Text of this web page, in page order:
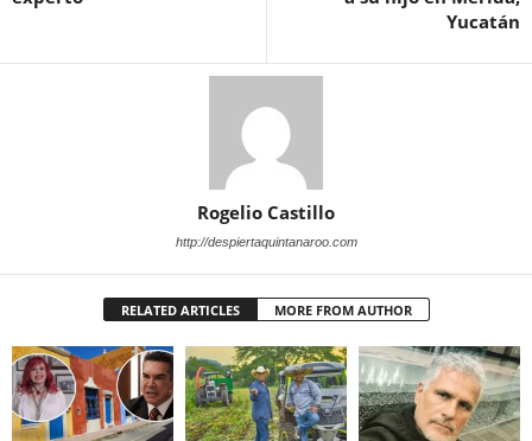
Yucatán
Rogelio Castillo
http://despiertaquintanaroo.com
RELATED ARTICLES MORE FROM AUTHOR